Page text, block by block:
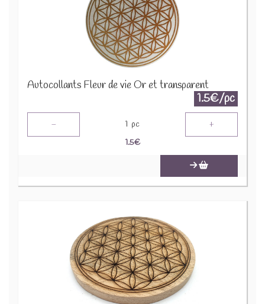
Autocollants Fleur de vie Or et transparent
1.5€/pc
- 1 pc +
1.5€